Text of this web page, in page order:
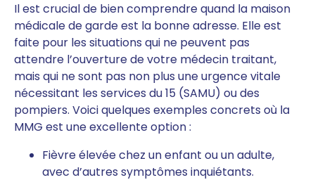
Il est crucial de bien comprendre quand la maison
médicale de garde est la bonne adresse. Elle est
faite pour les situations qui ne peuvent pas
attendre l’ouverture de votre médecin traitant,
mais qui ne sont pas non plus une urgence vitale
nécessitant les services du 15 (SAMU) ou des
pompiers. Voici quelques exemples concrets où la
MMG est une excellente option :
Fièvre élevée chez un enfant ou un adulte,
avec d’autres symptômes inquiétants.